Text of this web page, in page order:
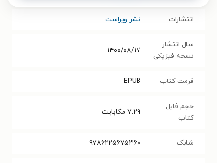
انتشارات نشر ویراست
سال انتشار
نسخه فیزیکی
۱۴۰۰/۰۸/۱۷
فرمت کتاب EPUB
حجم فایل
کتاب
۷.۲۹ مگابایت
شابک ۹۷۸۶۲۲۵۶۷۵۳۶۰